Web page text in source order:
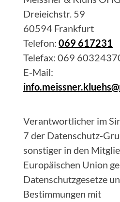
Dreieichstr. 59
60594 Frankfurt
Telefon: 069 617231
Telefax: 069
E-Mail:
Verantwortlicher im
7 der Datenschutz-
sonstiger in den
Europäischen Union
Datenschutzgesetze
Bestimmungen mit